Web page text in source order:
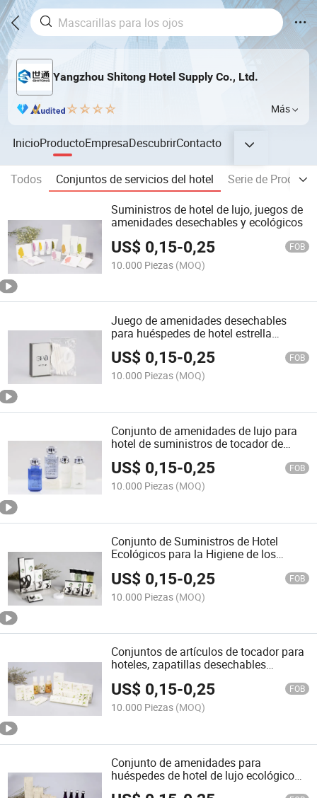
Yangzhou Shitong Hotel Supply Co., Ltd.
Más
InicioProductoEmpresaDescubrirContacto
Todos Conjuntos de servicios del hotel
Serie de
Suministros de hotel de lujo, juegos de
amenidades desechables y ecológicos
US$ 0,15-0,25 FOB
10.000 Piezas (MOQ)
Juego de amenidades desechables
para huéspedes de hotel estrella
personalizado, ecológico y económico
5
US$ 0,15-0,25 FOB
10.000 Piezas (MOQ)
Conjunto de amenidades de lujo para
hotel de suministros de tocador de
hotel OEM
US$ 0,15-0,25 FOB
10.000 Piezas (MOQ)
Conjunto de Suministros de Hotel
Ecológicos para la Higiene de los
para Hoteles
US$ 0,15-0,25 FOB
10.000 Piezas (MOQ)
Conjuntos de artículos de tocador para
hoteles, zapatillas desechables
personalizadas, cepillo de dientes,
conjunto de amenidades, suministros
de champú
US$ 0,15-0,25 FOB
10.000 Piezas (MOQ)
Conjunto de amenidades para
huéspedes de hotel de lujo ecológico
con productos de tocador naturales